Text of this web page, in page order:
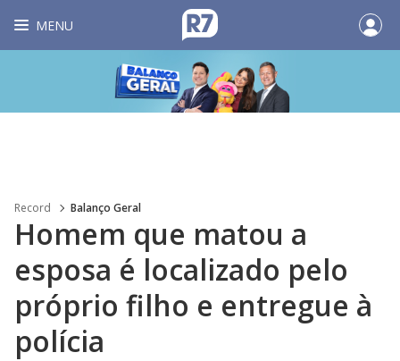
MENU
Record Balanço Geral
Homem que matou a
esposa é localizado pelo
próprio filho e entregue à
polícia